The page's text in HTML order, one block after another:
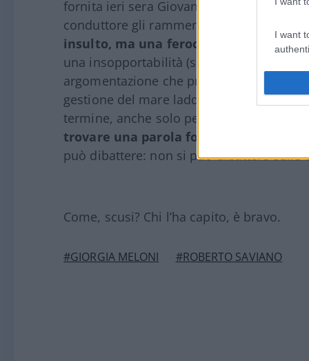
I want
fornita ieri sera Giovanni Floris
durante
conduttore gli rammenda il volgare
insulto, ma una feroce critica politica.
una insopportabilità (sic!), vuole
argomentazione che precede la politica.
gestione del mare laddove devono
termine, anche solo per non invelenire il
trovare una parola forte e
può dibattere: non si può dibattere sulle
Come, scusi? Chi l’ha capito, è bravo.
#GIORGIA MELONI #ROBERTO SAVIANO